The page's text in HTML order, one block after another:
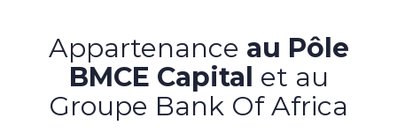
Appartenance au Pôle
BMCE Capital et au
Groupe Bank Of Africa